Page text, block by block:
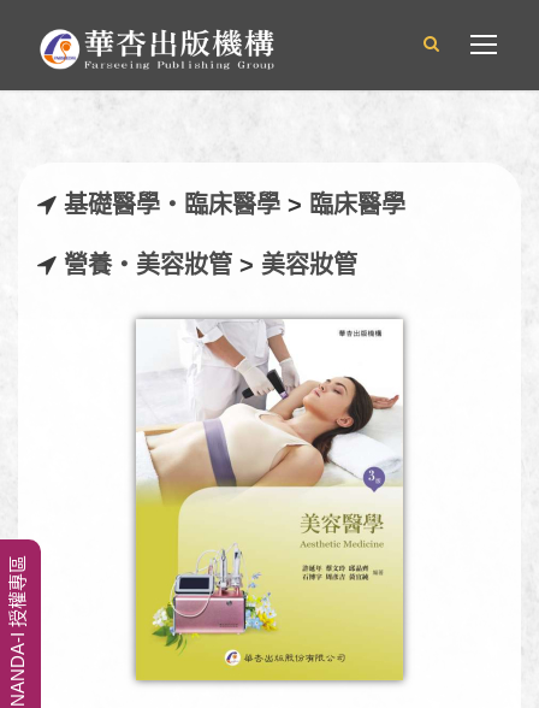
基礎醫學‧臨床醫學 > 臨床醫學
營養‧美容妝管 > 美容妝管
NANDA-I 授權專區